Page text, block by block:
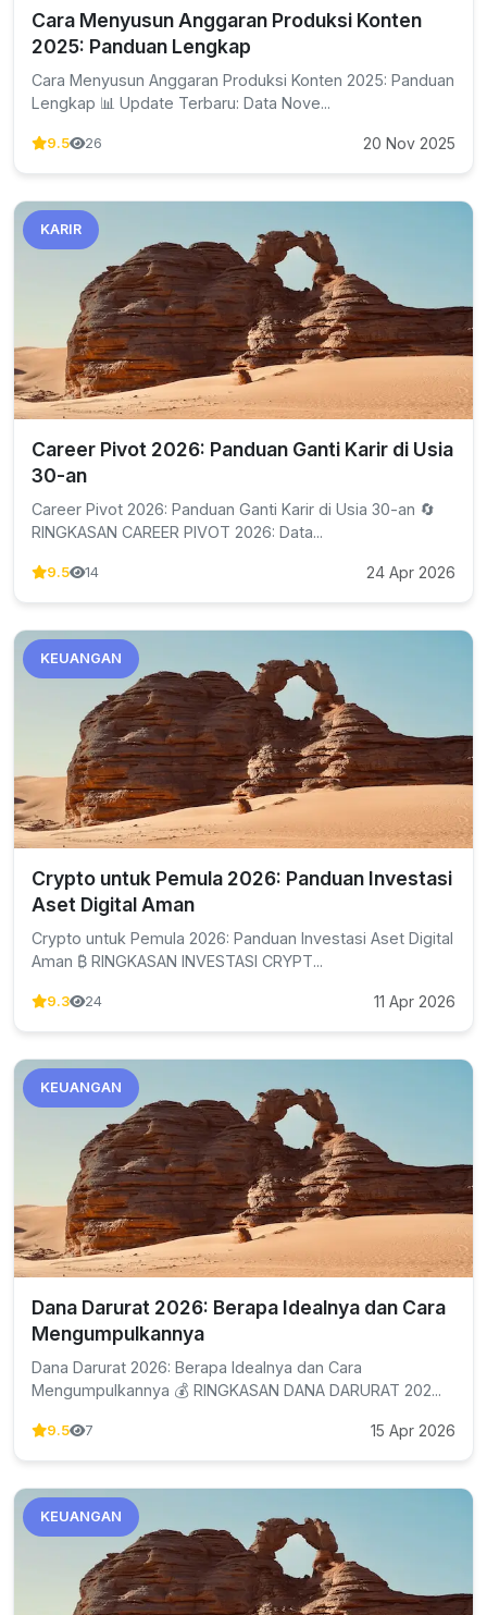
Cara Menyusun Anggaran Produksi Konten
2025: Panduan Lengkap
Cara Menyusun Anggaran Produksi Konten 2025: Panduan
Lengkap 📊 Update Terbaru: Data Nove...
9.5 26 20 Nov 2025
KARIR
Career Pivot 2026: Panduan Ganti Karir di Usia
30-an
Career Pivot 2026: Panduan Ganti Karir di Usia 30-an 🔄
RINGKASAN CAREER PIVOT 2026: Data...
9.5 14 24 Apr 2026
KEUANGAN
Crypto untuk Pemula 2026: Panduan Investasi
Aset Digital Aman
Crypto untuk Pemula 2026: Panduan Investasi Aset Digital
Aman ₿ RINGKASAN INVESTASI CRYPT...
9.3 24 11 Apr 2026
KEUANGAN
Dana Darurat 2026: Berapa Idealnya dan Cara
Mengumpulkannya
Dana Darurat 2026: Berapa Idealnya dan Cara
Mengumpulkannya 💰 RINGKASAN DANA DARURAT 202...
9.5 7 15 Apr 2026
KEUANGAN